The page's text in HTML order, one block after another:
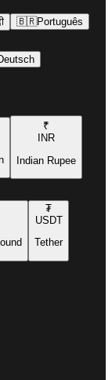
🇧🇷Português
₹
INR
Indian Rupee
₮
USDT
Tether